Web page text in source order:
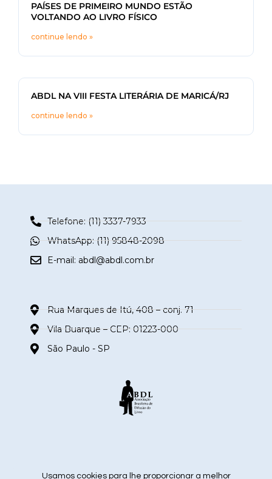
PAÍSES DE PRIMEIRO MUNDO ESTÃO
VOLTANDO AO LIVRO FÍSICO
continue lendo »
ABDL NA VIII FESTA LITERÁRIA DE MARICÁ/RJ
continue lendo »
Telefone: (11) 3337-7933
WhatsApp: (11) 95848-2098
E-mail: abdl@abdl.com.br
Rua Marques de Itú, 408 – conj. 71
Vila Buarque – CEP: 01223-000
São Paulo - SP
siga nas redes sociais
Usamos cookies para lhe proporcionar a melhor